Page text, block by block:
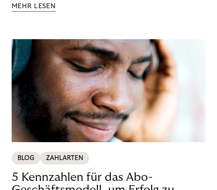
MEHR LESEN
BLOG ZAHLARTEN
5 Kennzahlen für das Abo-